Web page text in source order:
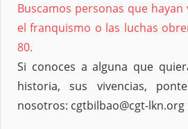
Buscamos personas que
el franquismo o las luchas
80.
Si conoces a alguna que
historia, sus vivencias,
nosotros: cgtbilbao@cgt-lkn.org